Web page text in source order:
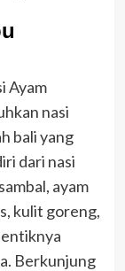
Ayam
nasi
bali yang
dari nasi
ayam
kulit goreng,
Berkunjung